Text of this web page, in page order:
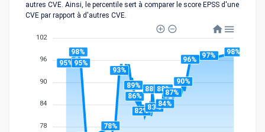
autres CVE. Ainsi, le percentile sert à comparer le score EPSS d'une
CVE par rapport à d'autres CVE.
102
96
90
84
78
95%
98%
95%
78%
93%
89%
86%
82%
88%
83%
88%
84%
87%
90%
96% 97% 98%